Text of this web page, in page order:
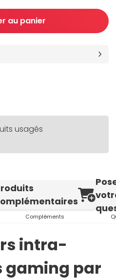
au panier
usagés
Compléments
intra-
gaming par